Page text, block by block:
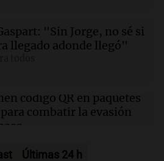
a Jorge Messi y
y su familia
que golpeó brutalmente
para robarle en
"Sin Jorge, no sé si
llegado adonde llegó"
código QR en paquetes
combatir la evasión
Últimas 24 h